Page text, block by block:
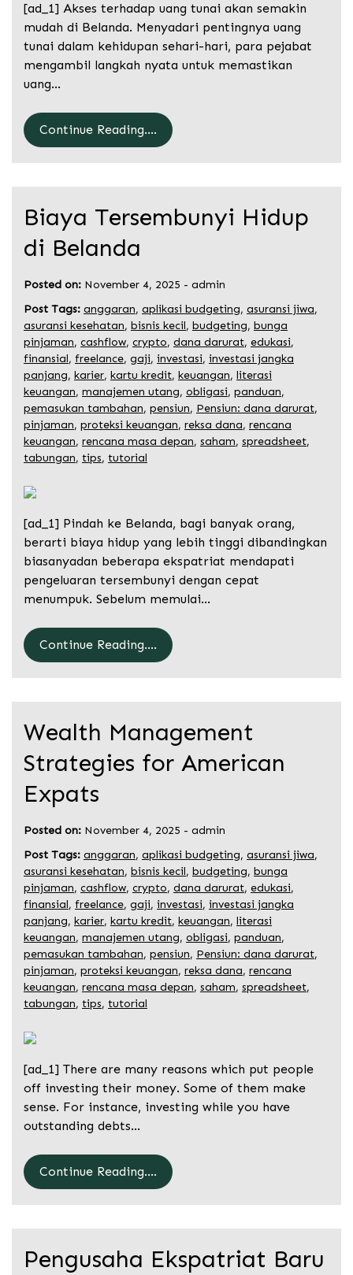
[ad_1] Akses terhadap uang tunai akan semakin
mudah di Belanda. Menyadari pentingnya uang
tunai dalam kehidupan sehari-hari, para pejabat
mengambil langkah nyata untuk memastikan
uang…
Continue Reading....
Biaya Tersembunyi Hidup
di Belanda
Posted on: November 4, 2025 - admin
Post Tags: anggaran, aplikasi budgeting, asuransi jiwa,
asuransi kesehatan, bisnis kecil, budgeting, bunga
pinjaman, cashflow, crypto, dana darurat, edukasi,
finansial, freelance, gaji, investasi, investasi jangka
panjang, karier, kartu kredit, keuangan, literasi
keuangan, manajemen utang, obligasi, panduan,
pemasukan tambahan, pensiun, Pensiun: dana darurat,
pinjaman, proteksi keuangan, reksa dana, rencana
keuangan, rencana masa depan, saham, spreadsheet,
tabungan, tips, tutorial
[ad_1] Pindah ke Belanda, bagi banyak orang,
berarti biaya hidup yang lebih tinggi dibandingkan
biasanyadan beberapa ekspatriat mendapati
pengeluaran tersembunyi dengan cepat
menumpuk. Sebelum memulai…
Continue Reading....
Wealth Management
Strategies for American
Expats
Posted on: November 4, 2025 - admin
Post Tags: anggaran, aplikasi budgeting, asuransi jiwa,
asuransi kesehatan, bisnis kecil, budgeting, bunga
pinjaman, cashflow, crypto, dana darurat, edukasi,
finansial, freelance, gaji, investasi, investasi jangka
panjang, karier, kartu kredit, keuangan, literasi
keuangan, manajemen utang, obligasi, panduan,
pemasukan tambahan, pensiun, Pensiun: dana darurat,
pinjaman, proteksi keuangan, reksa dana, rencana
keuangan, rencana masa depan, saham, spreadsheet,
tabungan, tips, tutorial
[ad_1] There are many reasons which put people
off investing their money. Some of them make
sense. For instance, investing while you have
outstanding debts…
Continue Reading....
Pengusaha Ekspatriat Baru